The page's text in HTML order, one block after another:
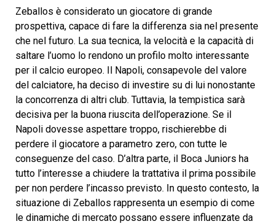
Zeballos è considerato un giocatore di grande
prospettiva, capace di fare la differenza sia nel presente
che nel futuro. La sua tecnica, la velocità e la capacità di
saltare l’uomo lo rendono un profilo molto interessante
per il calcio europeo. Il Napoli, consapevole del valore
del calciatore, ha deciso di investire su di lui nonostante
la concorrenza di altri club. Tuttavia, la tempistica sarà
decisiva per la buona riuscita dell’operazione. Se il
Napoli dovesse aspettare troppo, rischierebbe di
perdere il giocatore a parametro zero, con tutte le
conseguenze del caso. D’altra parte, il Boca Juniors ha
tutto l’interesse a chiudere la trattativa il prima possibile
per non perdere l’incasso previsto. In questo contesto, la
situazione di Zeballos rappresenta un esempio di come
le dinamiche di mercato possano essere influenzate da